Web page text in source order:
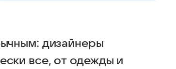
дизайнеры
все, от одежды и